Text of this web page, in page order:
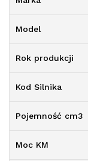
Model
Rok produkcji
Kod Silnika
Pojemność cm3
Moc KM